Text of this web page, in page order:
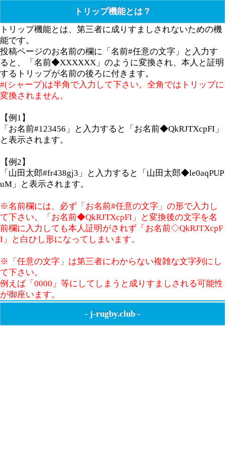
トリップ機能とは？
トリップ機能とは、第三者に成りすましされないための機
能です。
投稿ページのお名前の欄に「名前#任意の文字」と入力す
ると、「名前◆XXXXXX」のように変換され、本人と証明
するトリップが名前の後ろに付きます。
#(シャープ)は半角で入力して下さい。全角ではトリップに
変換されません。
【例1】
「お名前#123456」と入力すると「お名前◆QkRJTXcpFI」
と表示されます。
【例2】
「山田太郎#fr438gj3」と入力すると「山田太郎◆le0aqPUP
uM」と表示されます。
※名前欄には、必ず「お名前#任意の文字」の形で入力し
て下さい。「お名前◆QkRJTXcpFI」と変換後の文字を名
前欄に入力しても本人証明がされず「お名前◇QkRJTXcpF
I」と白ひし形になってしまいます。
※「任意の文字」は第三者にわからない複雑な文字列にし
て下さい。
例えば「0000」等にしてしまうと成りすましされる可能性
が御座います。
- j-rugby.club -